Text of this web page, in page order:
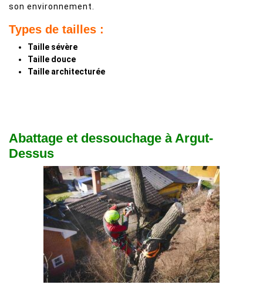
son environnement.
Types de tailles :
Taille sévère
Taille douce
Taille architecturée
Abattage et dessouchage à Argut-
Dessus